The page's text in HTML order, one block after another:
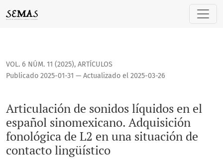
Articulación de sonidos líquidos en el español
VOL. 6 NÚM. 11 (2025), ARTÍCULOS
Articulación de sonidos líquidos en el
español sinomexicano. Adquisición
fonológica de L2 en una situación de
contacto lingüístico
Publicado 2025-01-31 — Actualizado el 2025-03-26